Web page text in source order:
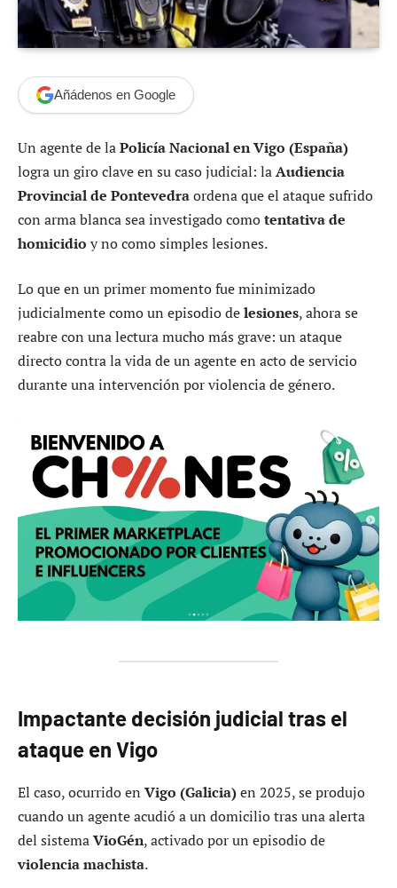
Añádenos en Google
Un agente de laPolicía Nacional en Vigo (España)
logra un giro clave en su caso judicial: laAudiencia
Provincial de Pontevedraordena que el ataque sufrido
con arma blanca sea investigado comotentativa de
homicidio y no como simples lesiones.
Lo que en un primer momento fue minimizado
judicialmente como un episodio delesiones, ahora se
reabre con una lectura mucho más grave: un ataque
directo contra la vida de un agente en acto de servicio
durante una intervención por violencia de género.
Impactante decisión judicial tras el
ataque en Vigo
El caso, ocurrido en Vigo (Galicia)en 2025, se produjo
cuando un agente acudió a un domicilio tras una alerta
del sistemaVioGén, activado por un episodio de
violencia machista.